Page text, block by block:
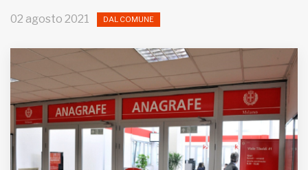
Inviateci le vostre segnalazioni
Iscriviti alla newsletter
www.viveremilano.info
02 agosto 2021 DAL COMUNE